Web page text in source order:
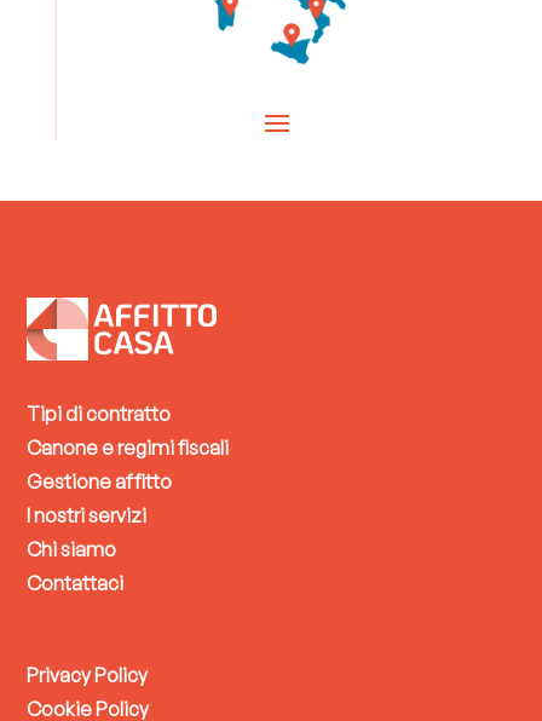
Tipi di contratto
Canone e regimi fiscali
Gestione affitto
I nostri servizi
Chi siamo
Contattaci
Privacy Policy
Cookie Policy